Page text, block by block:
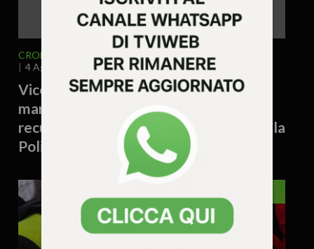
CRONACA
VICENZA E PROVINCIA
4 Agosto 2026 - 17.19
Vicenza – Tiene cinque piantine di
marijuana sul davanzale di casa:
recuperate dai rifiuti e sequestrate dalla
Polizia Locale